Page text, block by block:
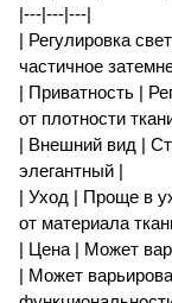
|---|---|---|
| Регулировка
частичное
| Приватность |
от плотности
| Внешний вид |
элегантный |
| Уход | Проще в
от материала
| Цена | Может
| Может